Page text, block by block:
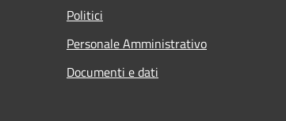
Politici
Personale Amministrativo
Documenti e dati